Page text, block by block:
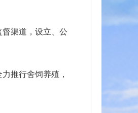
渠道，设立、公
推行舍饲养殖，